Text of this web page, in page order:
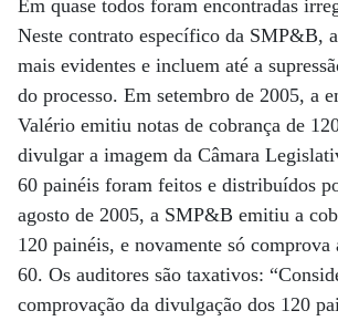
Em quase todos foram encontradas
Neste contrato específico da SMP&B,
mais evidentes e incluem até a
do processo. Em setembro de 2005, a
Valério emitiu notas de cobrança de
divulgar a imagem da Câmara
60 painéis foram feitos e distribuídos
agosto de 2005, a SMP&B emitiu a
120 painéis, e novamente só comprova
60. Os auditores são taxativos:
comprovação da divulgação dos 120